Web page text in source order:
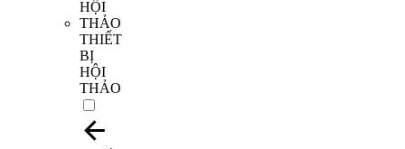
THIẾT
BỊ
HỘI
THẢO